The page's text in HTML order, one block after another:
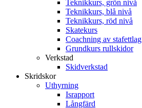
Teknikkurs, grön nivå
Teknikkurs, blå nivå
Teknikkurs, röd nivå
Skatekurs
Coachning av stafettlag
Grundkurs rullskidor
Verkstad
Skidverkstad
Skridskor
Uthyrning
Israpport
Långfärd